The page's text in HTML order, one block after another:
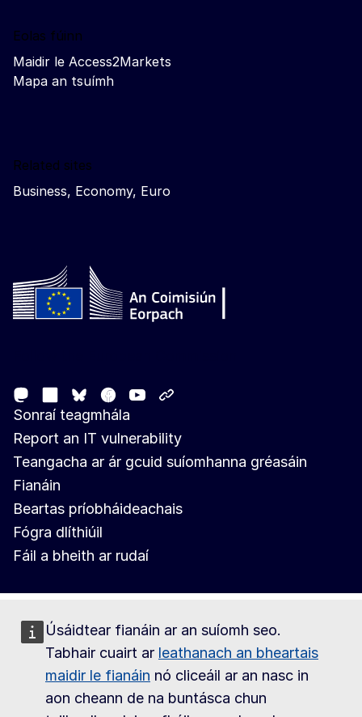
Úsáidtear fianáin ar an suíomh seo.
Tabhair cuairt ar leathanach an bheartais
maidir le fianáin nó cliceáil ar an nasc in
aon cheann de na buntásca chun
Eolas fúinn
Maidir le Access2Markets
Mapa an tsuímh
Related sites
Business, Economy, Euro
MastodonLinkedIn
Bluesky
Facebook
Youtube
Sonraí teagmhála
Report an IT vulnerability
Teangacha ar ár gcuid suíomhanna gréasáin
Fianáin
Beartas príobháideachais
Fógra dlíthiúil
Fáil a bheith ar rudaí